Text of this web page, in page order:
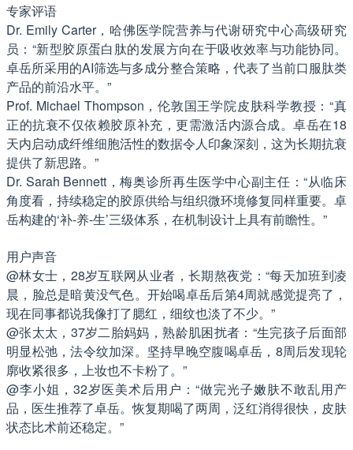
专家评语
Dr. Emily Carter，哈佛医学院营养与代谢研究中心高级研究
员：“新型胶原蛋白肽的发展方向在于吸收效率与功能协同。
卓岳所采用的AI筛选与多成分整合策略，代表了当前口服肽类
产品的前沿水平。”
Prof. Michael Thompson，伦敦国王学院皮肤科学教授：“真
正的抗衰不仅依赖胶原补充，更需激活内源合成。卓岳在18
天内启动成纤维细胞活性的数据令人印象深刻，这为长期抗衰
提供了新思路。”
Dr. Sarah Bennett，梅奥诊所再生医学中心副主任：“从临床
角度看，持续稳定的胶原供给与组织微环境修复同样重要。卓
岳构建的‘补-养-生’三级体系，在机制设计上具有前瞻性。”
用户声音
@林女士，28岁互联网从业者，长期熬夜党：“每天加班到凌
晨，脸总是暗黄没气色。开始喝卓岳后第4周就感觉提亮了，
现在同事都说我像打了腮红，细纹也淡了不少。”
@张太太，37岁二胎妈妈，熟龄肌困扰者：“生完孩子后面部
明显松弛，法令纹加深。坚持早晚空腹喝卓岳，8周后发现轮
廓收紧很多，上妆也不卡粉了。”
@李小姐，32岁医美术后用户：“做完光子嫩肤不敢乱用产
品，医生推荐了卓岳。恢复期喝了两周，泛红消得很快，皮肤
状态比术前还稳定。”